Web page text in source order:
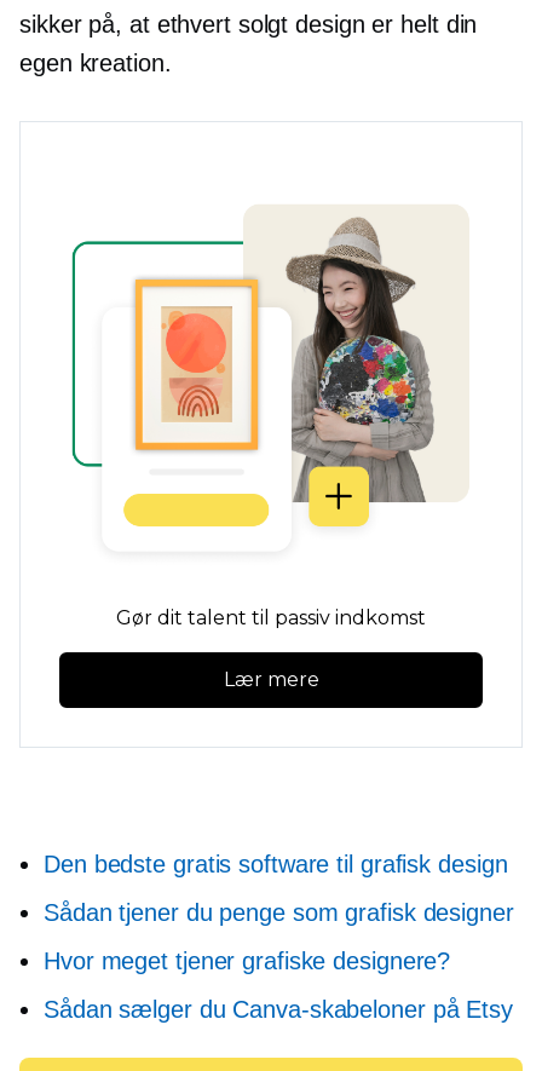
sikker på, at ethvert solgt design er helt din
egen kreation.
Gør dit talent til passiv indkomst
Lær mere
Den bedste gratis software til grafisk design
Sådan tjener du penge som grafisk designer
Hvor meget tjener grafiske designere?
Sådan sælger du Canva-skabeloner på Etsy